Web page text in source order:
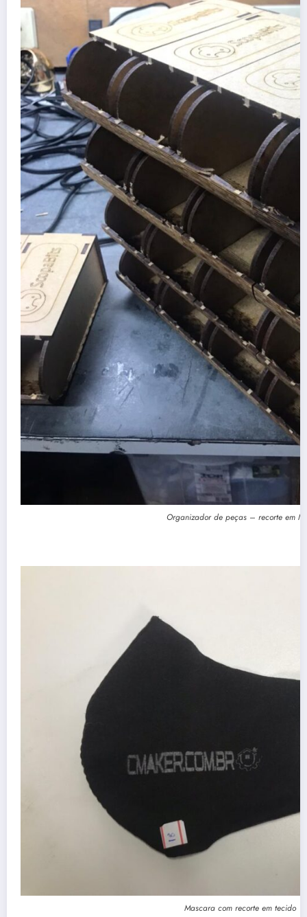
Organizador de peças – recorte em
Mascara com recorte em tecido